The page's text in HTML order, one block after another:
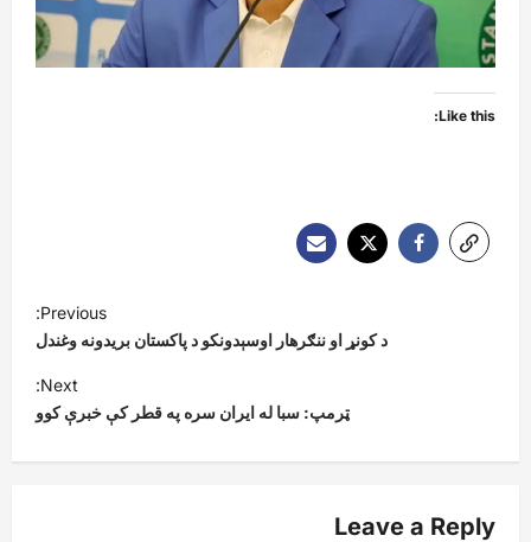
Like this:
v
Previous:
د کونړ او ننګرهار اوسېدونکو د پاکستان بریدونه وغندل
Next:
ټرمپ: سبا له ایران سره په قطر کې خبرې کوو
Leave a Reply